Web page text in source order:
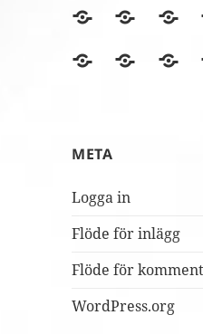
BLOGGEN
Film
Lördagskulr4i
META
Logga in
Flöde för inlägg
Flöde för
WordPress.org